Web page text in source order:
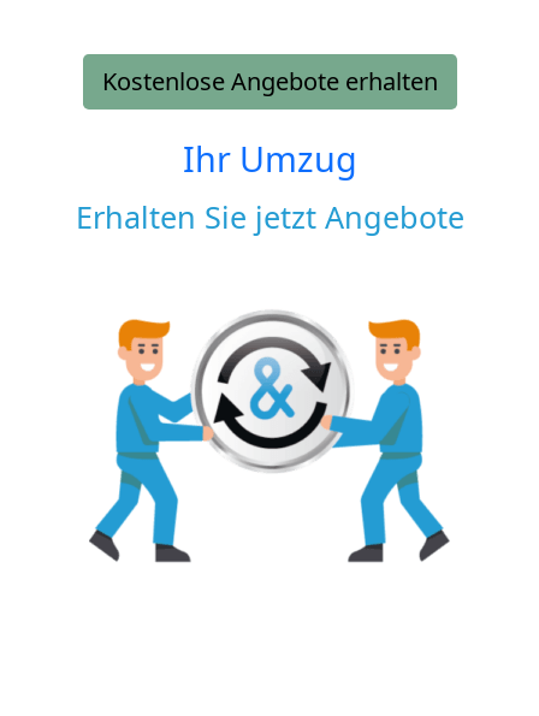
Kostenlose Angebote erhalten
Ihr Umzug
Erhalten Sie jetzt Angebote